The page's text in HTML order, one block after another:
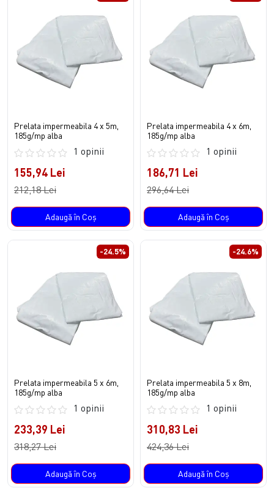
Prelata impermeabila 4 x 5m,
185g/mp alba
1 opinii
155,94 Lei
212,18 Lei
Adaugă în Coş
Prelata impermeabila 4 x 6m,
185g/mp alba
1 opinii
186,71 Lei
296,64 Lei
Adaugă în Coş
-24.5%
Prelata impermeabila 5 x 6m,
185g/mp alba
1 opinii
233,39 Lei
318,27 Lei
Adaugă în Coş
-24.6%
Prelata impermeabila 5 x 8m,
185g/mp alba
1 opinii
310,83 Lei
424,36 Lei
Adaugă în Coş